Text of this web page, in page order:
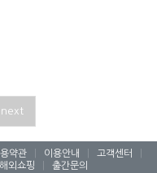
next
약관 이용안내 고객센터
해외쇼핑 출간문의